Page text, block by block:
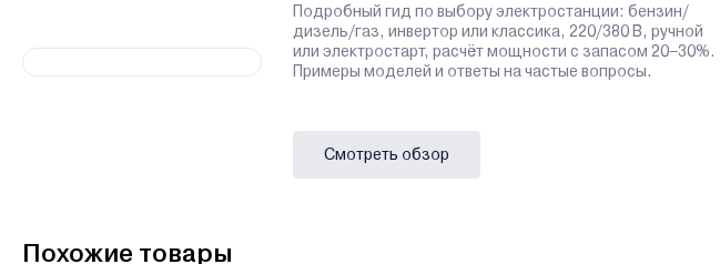
Подробный гид по выбору электростанции: бензин/
дизель/газ, инвертор или классика, 220/380 В, ручной
или электростарт, расчёт мощности с запасом 20–30%.
Примеры моделей и ответы на частые вопросы.
Смотреть обзор
Похожие товары